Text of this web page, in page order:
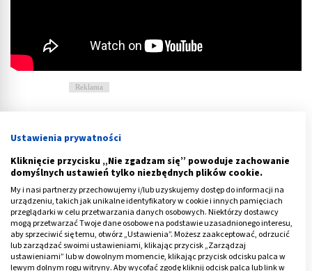
Reklama
Ustawienia prywatności
Kliknięcie przycisku „Nie zgadzam się” powoduje zachowanie
domyślnych ustawień tylko niezbędnych plików cookie.
My i nasi partnerzy przechowujemy i/lub uzyskujemy dostęp do informacji na
urządzeniu, takich jak unikalne identyfikatory w cookie i innych pamięciach
przeglądarki w celu przetwarzania danych osobowych. Niektórzy dostawcy
mogą przetwarzać Twoje dane osobowe na podstawie uzasadnionego interesu,
aby sprzeciwić się temu, otwórz „Ustawienia”. Możesz zaakceptować, odrzucić
lub zarządzać swoimi ustawieniami, klikając przycisk „Zarządzaj
ustawieniami” lub w dowolnym momencie, klikając przycisk odcisku palca w
lewym dolnym rogu witryny. Aby wycofać zgodę kliknij odcisk palca lub link w